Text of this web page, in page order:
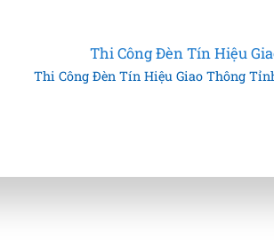
Thi Công Đèn Tín Hiệu
Thi Công Đèn Tín Hiệu Giao Thông